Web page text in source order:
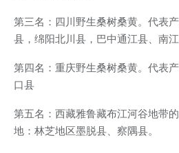
第三名：四川野生桑树桑黄。代表
县，绵阳北川县，巴中通江县、南江
第四名：重庆野生桑树桑黄。代表
口县
第五名：西藏雅鲁藏布江河谷地带
地：林芝地区墨脱县、察隅县。